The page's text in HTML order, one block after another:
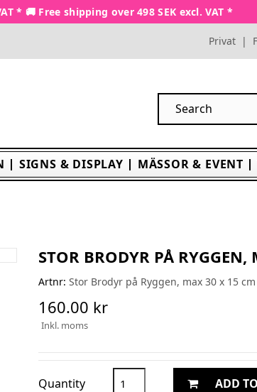
* 🚚 Free shipping over 498 SEK excl. VAT *
Privat |
SIGNS & DISPLAY MÄSSOR & EVENT
STOR BRODYR PÅ
Artnr: Stor Brodyr på Ryggen, max 30 x 15 cm
160.00 kr
Inkl. moms
Quantity ADD